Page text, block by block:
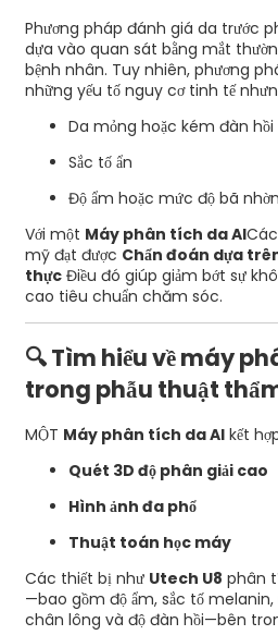
Phương pháp đánh giá da trước
dựa vào quan sát bằng mắt
bệnh nhân. Tuy nhiên, phương
những yếu tố nguy cơ tinh tế
Da mỏng hoặc kém đàn hồi
Sắc tố ẩn
Độ ẩm hoặc mức độ bã
Với một Máy phân tích da AI
mỹ đạt được Chẩn đoán dựa
thựcĐiều đó giúp giảm bớt sự
cao tiêu chuẩn chăm sóc.
🔍 Tìm hiểu về máy
trong phẫu thuật
MỘT Máy phân tích da AIkết
Quét 3D độ phân giải cao
Hình ảnh đa phổ
Thuật toán học máy
Các thiết bị như Utech U8 phân
—bao gồm độ ẩm, sắc tố
chân lông và độ đàn hồi—bên